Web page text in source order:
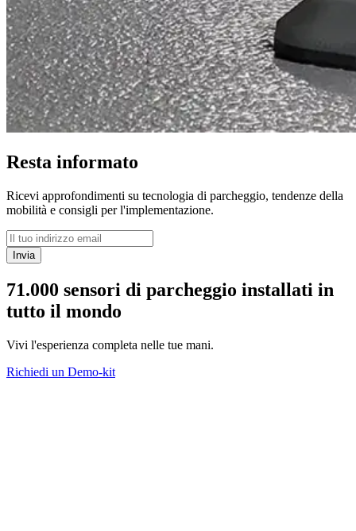
Resta informato
Ricevi approfondimenti su tecnologia di parcheggio, tendenze della
mobilità e consigli per l'implementazione.
Invia
71.000 sensori di parcheggio installati in
tutto il mondo
Vivi l'esperienza completa nelle tue mani.
Richiedi un Demo-kit